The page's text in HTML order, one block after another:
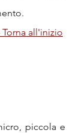
Torna all'inizio
piccola e